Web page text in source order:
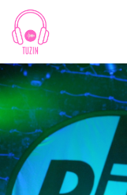
Skip
content